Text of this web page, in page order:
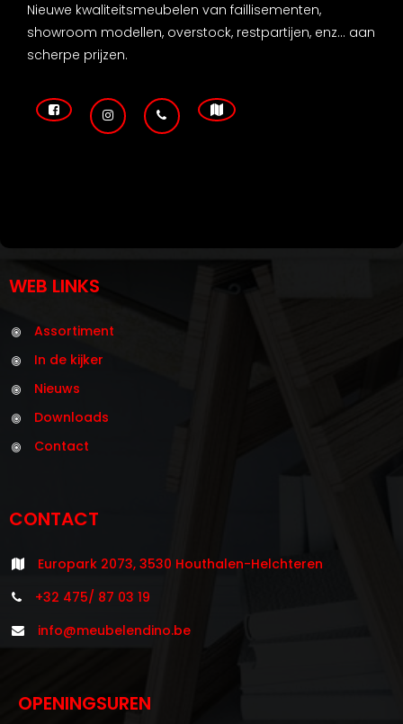
Nieuwe kwaliteitsmeubelen van faillisementen,
showroom modellen, overstock, restpartijen, enz... aan
scherpe prijzen.
WEB LINKS
Assortiment
In de kijker
Nieuws
Downloads
Contact
CONTACT
Europark 2073, 3530 Houthalen-Helchteren
+32 475/ 87 03 19
info@meubelendino.be
OPENINGSUREN